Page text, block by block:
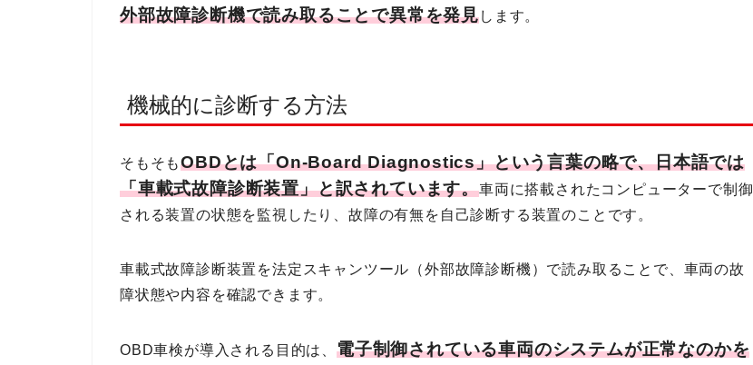
外部故障診断機で読み取ることで異常を発見します。
機械的に診断する方法
そもそもOBDとは「On-Board Diagnostics」という言葉の略で、日本語では
「車載式故障診断装置」と訳されています。車両に搭載されたコンピューターで制御
される装置の状態を監視したり、故障の有無を自己診断する装置のことです。
車載式故障診断装置を法定スキャンツール（外部故障診断機）で読み取ることで、車両の故
障状態や内容を確認できます。
OBD車検が導入される目的は、 電子制御されている車両のシステムが正常なのかを